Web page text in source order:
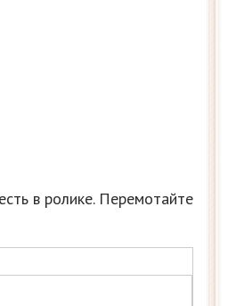
в ролике. Перемотайте